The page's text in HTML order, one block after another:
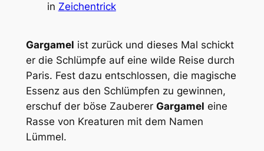
in Zeichentrick
Gargamel ist zurück und dieses Mal schickt
er die Schlümpfe auf eine wilde Reise durch
Paris. Fest dazu entschlossen, die magische
Essenz aus den Schlümpfen zu gewinnen,
erschuf der böse Zauberer Gargamel eine
Rasse von Kreaturen mit dem Namen
Lümmel.